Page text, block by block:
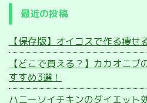
最近の投稿
【保存版】オイコスで作る痩せ
【どこで買える？】カカオニ
すすめ3選！
ハニーソイチキンのダイエット